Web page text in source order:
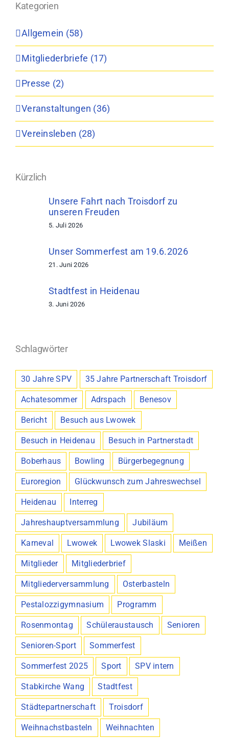
Kategorien
Allgemein (58)
Mitgliederbriefe (17)
Presse (2)
Veranstaltungen (36)
Vereinsleben (28)
Kürzlich
Unsere Fahrt nach Troisdorf zu
unseren Freuden
5. Juli 2026
Unser Sommerfest am 19.6.2026
21. Juni 2026
Stadtfest in Heidenau
3. Juni 2026
Schlagwörter
30 Jahre SPV 35 Jahre Partnerschaft Troisdorf
Achatesommer Adrspach Benesov
Bericht Besuch aus Lwowek
Besuch in Heidenau Besuch in Partnerstadt
Boberhaus Bowling Bürgerbegegnung
Euroregion Glückwunsch zum Jahreswechsel
Heidenau Interreg
Jahreshauptversammlung Jubiläum
Karneval Lwowek Lwowek Slaski Meißen
Mitglieder Mitgliederbrief
Mitgliederversammlung Osterbasteln
Pestalozzigymnasium Programm
Rosenmontag Schüleraustausch Senioren
Senioren-Sport Sommerfest
Sommerfest 2025 Sport SPV intern
Stabkirche Wang Stadtfest
Städtepartnerschaft Troisdorf
Weihnachstbasteln Weihnachten